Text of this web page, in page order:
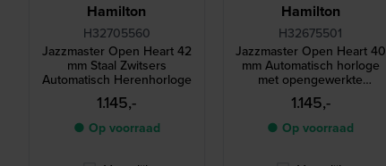
Hamilton
H32705560
Jazzmaster Open Heart 42
mm Staal Zwitsers
Automatisch Herenhorloge
1.145,-
● Op voorraad
Hamilton
H32675501
Jazzmaster Open Heart 40
mm Automatisch horloge
met opengewerkte
wijzerplaat
1.145,-
● Op voorraad